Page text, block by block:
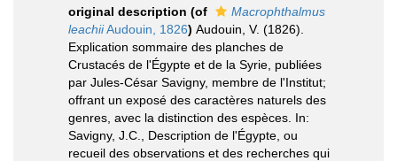
original description (of
Macrophthalmus
leachiiAudouin, 1826) Audouin, V. (1826).
Explication sommaire des planches de
Crustacés de l'Égypte et de la Syrie, publiées
par Jules-César Savigny, membre de l'Institut;
offrant un exposé des caractères naturels des
genres, avec la distinction des espèces. In:
Savigny, J.C., Description de l'Égypte, ou
recueil des observations et des recherches qui